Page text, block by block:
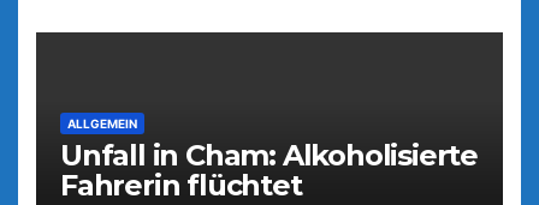
ALLGEMEIN
Unfall in Cham: Alkoholisierte
Fahrerin flüchtet